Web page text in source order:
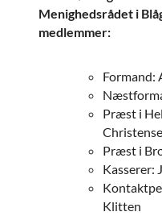
Menighedsrådet i
medlemmer:
Formand:
Præst i
Præst i
Kasserer:
Klitten